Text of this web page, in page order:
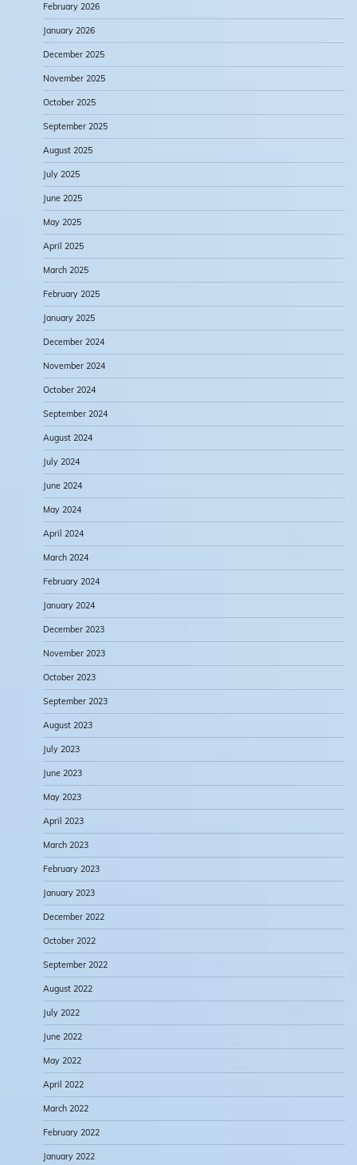
February 2026
January 2026
December 2025
November 2025
October 2025
September 2025
August 2025
July 2025
June 2025
May 2025
April 2025
March 2025
February 2025
January 2025
December 2024
November 2024
October 2024
September 2024
August 2024
July 2024
June 2024
May 2024
April 2024
March 2024
February 2024
January 2024
December 2023
November 2023
October 2023
September 2023
August 2023
July 2023
June 2023
May 2023
April 2023
March 2023
February 2023
January 2023
December 2022
October 2022
September 2022
August 2022
July 2022
June 2022
May 2022
April 2022
March 2022
February 2022
January 2022